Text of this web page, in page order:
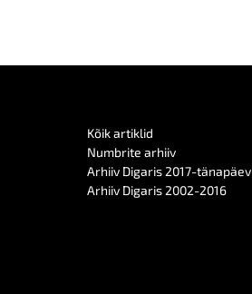
Kõik artiklid
Numbrite arhiiv
Arhiiv Digaris 2017-tänapäev
Arhiiv Digaris 2002-2016